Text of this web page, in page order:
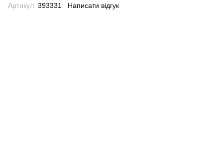
Артикул: 393331 Написати відгук